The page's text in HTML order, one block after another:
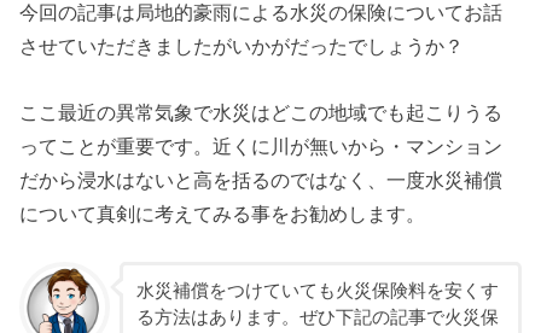
今回の記事は局地的豪雨による水災の保険についてお話
させていただきましたがいかがだったでしょうか？
ここ最近の異常気象で水災はどこの地域でも起こりうる
ってことが重要です。近くに川が無いから・マンション
だから浸水はないと高を括るのではなく、一度水災補償
について真剣に考えてみる事をお勧めします。
水災補償をつけていても火災保険料を安くす
る方法はあります。ぜひ下記の記事で火災保